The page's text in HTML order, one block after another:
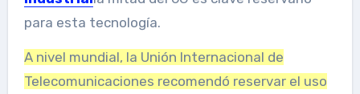
para esta tecnología.
A nivel mundial, la Unión Internacional de
Telecomunicaciones recomendó reservar el uso